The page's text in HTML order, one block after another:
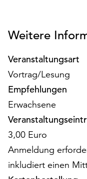
Einverständnis
weiterhin
Möchten
die
verwendeten
Cookies
anpassen,
erreichen
Sie
die
Einstellungen
Weitere
Veranstaltungsart
Vortrag/Lesung
Empfehlungen
Erwachsene
3,00 Euro
Anmeldung
inkludiert einen